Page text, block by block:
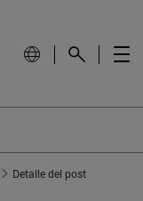
Detalle del post